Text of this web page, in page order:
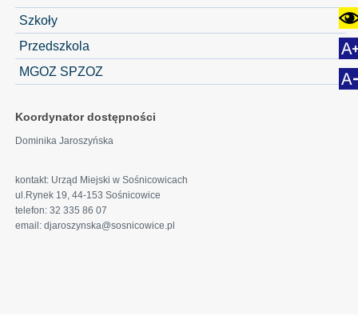
Szkoły
Przedszkola
MGOZ SPZOZ
Koordynator dostępności
Dominika Jaroszyńska
kontakt: Urząd Miejski w Sośnicowicach
ul.Rynek 19, 44-153 Sośnicowice
telefon: 32 335 86 07
email: djaroszynska@sosnicowice.pl